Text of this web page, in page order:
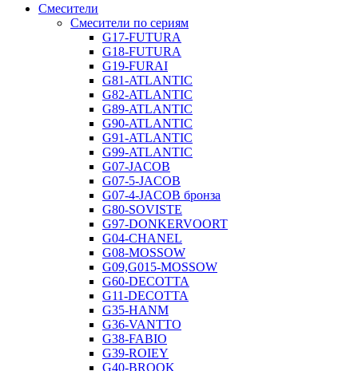
Смесители
Смесители по сериям
G17-FUTURA
G18-FUTURA
G19-FURAI
G81-ATLANTIC
G82-ATLANTIC
G89-ATLANTIC
G90-ATLANTIC
G91-ATLANTIC
G99-ATLANTIC
G07-JACOB
G07-5-JACOB
G07-4-JACOB бронза
G80-SOVISTE
G97-DONKERVOORT
G04-CHANEL
G08-MOSSOW
G09,G015-MOSSOW
G60-DECOTTA
G11-DECOTTA
G35-HANM
G36-VANTTO
G38-FABIO
G39-ROIEY
G40-BROOK